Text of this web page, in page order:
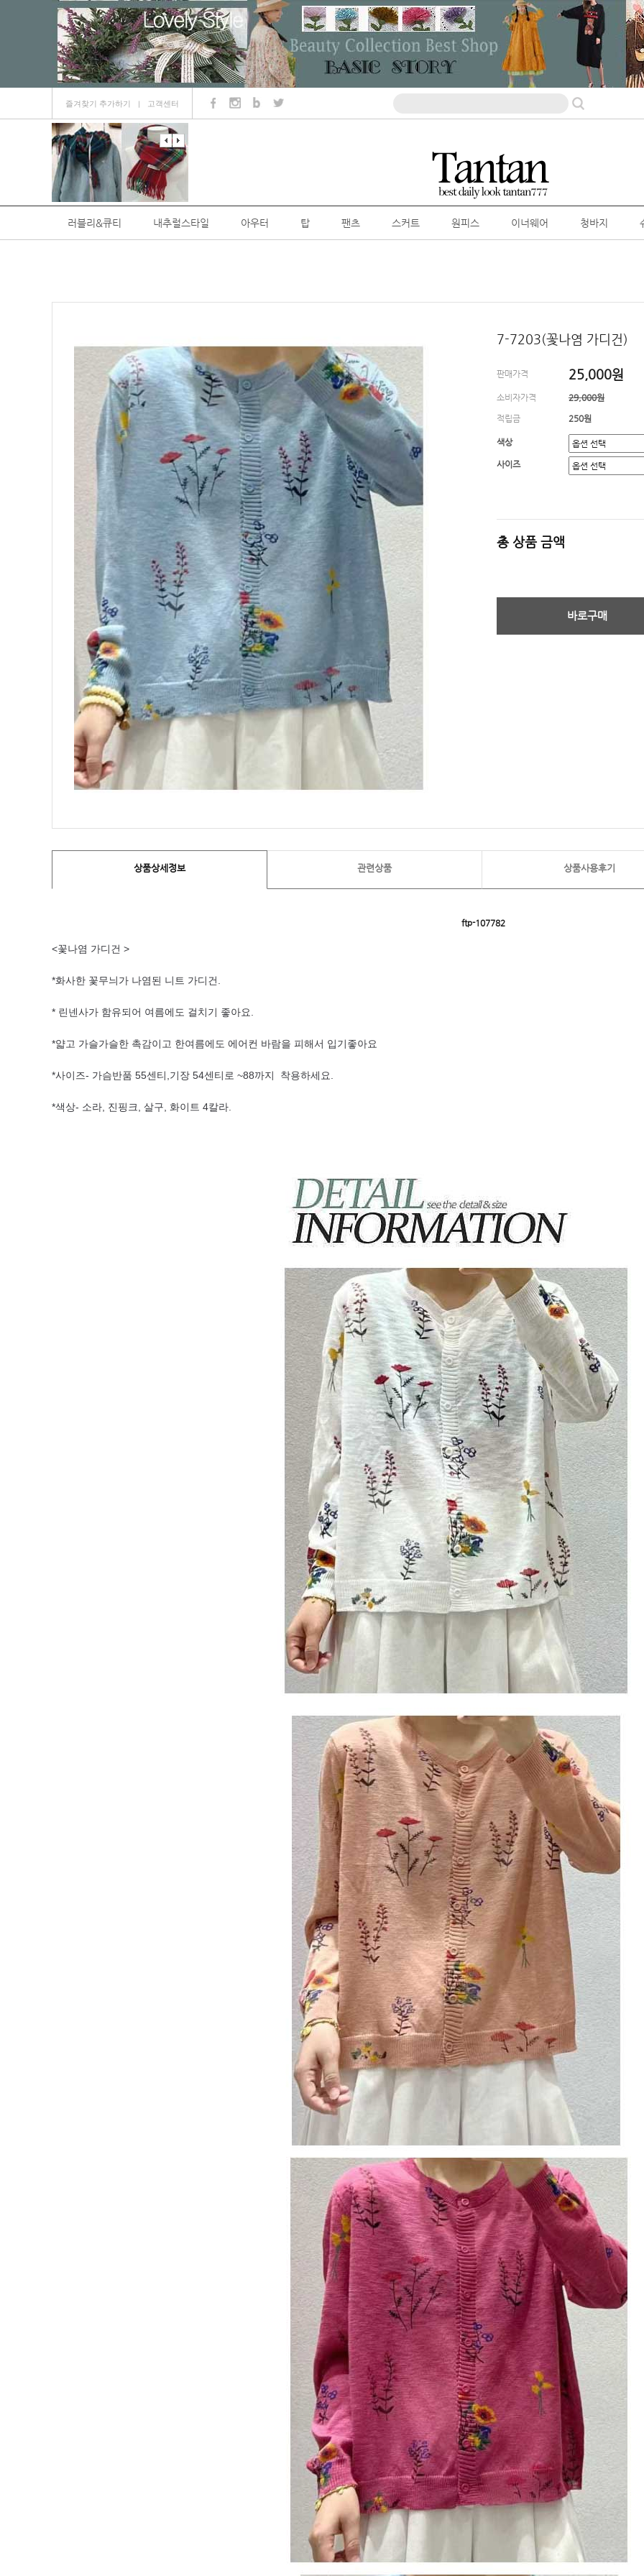
즐겨찾기 추가하기 ㅣ 고객센터
러블리&큐티 내추럴스타일 아우터 탑 팬츠 스커트 원피스 이너웨어 청바지
7-7203(꽃나염 가디건)
판매가격 25,000원
소비자가격 29,000원
적립금 250원
색상
사이즈
총 상품 금액
바로구매
상품상세정보 관련상품 상품사용후기
ftp- 107782
<꽃나염 가디건 >
*화사한 꽃무늬가 나염된 니트 가디건.
* 린넨사가 함유되어 여름에도 걸치기 좋아요.
*얇고 가슬가슬한 촉감이고 한여름에도 에어컨 바람을 피해서 입기좋아요
*사이즈- 가슴반품 55센티,기장 54센티로 ~88까지 착용하세요.
*색상- 소라, 진핑크, 살구, 화이트 4칼라.